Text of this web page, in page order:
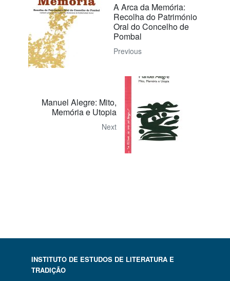
A Arca da Memória:
Recolha do Património
Oral do Concelho de
Pombal
Previous
Manuel Alegre: Mito,
Memória e Utopia
Next
INSTITUTO DE ESTUDOS DE LITERATURA E
TRADIÇÃO